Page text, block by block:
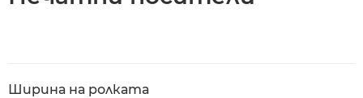
Ширина на ролката